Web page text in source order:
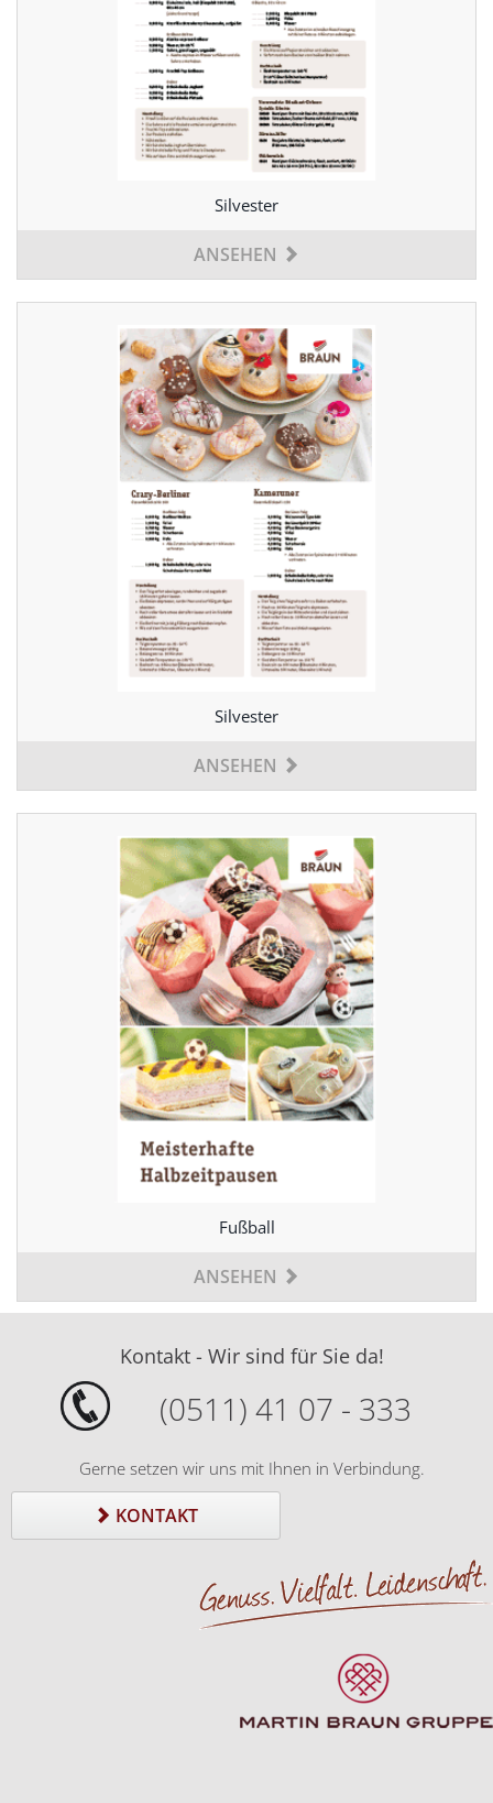
Silvester
ANSEHEN
Silvester
ANSEHEN
Fußball
ANSEHEN
Kontakt - Wir sind für Sie da!
(0511) 41 07 - 333
Gerne setzen wir uns mit Ihnen in Verbindung.
KONTAKT